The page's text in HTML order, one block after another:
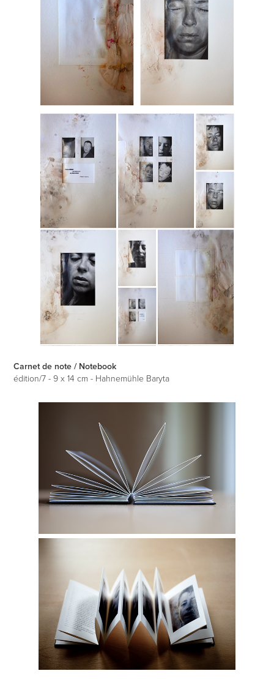
Carnet de note / Notebook
édition/7 - 9 x 14 cm - Hahnemühle Baryta